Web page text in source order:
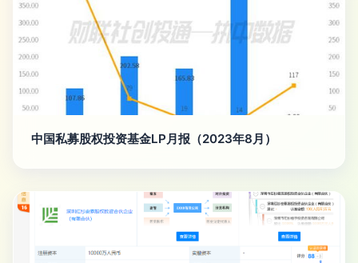
中国私募股权投资基金LP月报（2023年8月）